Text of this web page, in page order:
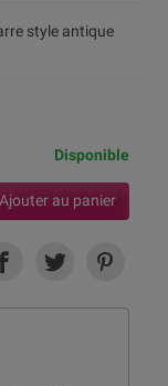
style antique
Disponible
Ajouter au panier